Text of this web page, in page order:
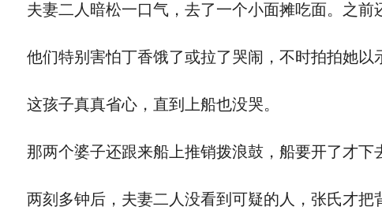
夫妻二人暗松一口气，去了一个小面摊吃面。之前
他们特别害怕丁香饿了或拉了哭闹，不时拍拍她以
这孩子真真省心，直到上船也没哭。
那两个婆子还跟来船上推销拨浪鼓，船要开了才下
两刻多钟后，夫妻二人没看到可疑的人，张氏才把